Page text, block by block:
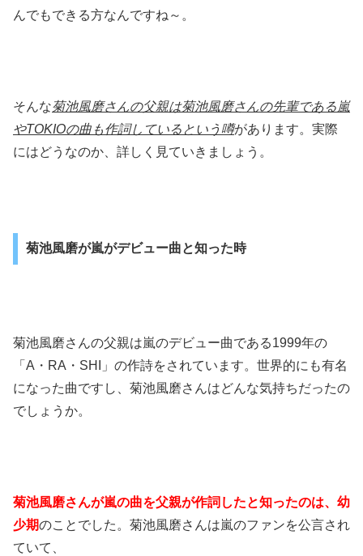
んでもできる方なんですね～。
そんな菊池風磨さんの父親は菊池風磨さんの先輩である嵐
やTOKIOの曲も作詞しているという噂があります。実際
にはどうなのか、詳しく見ていきましょう。
菊池風磨が嵐がデビュー曲と知った時
菊池風磨さんの父親は嵐のデビュー曲である1999年の
「A・RA・SHI」の作詩をされています。世界的にも有名
になった曲ですし、菊池風磨さんはどんな気持ちだったの
でしょうか。
菊池風磨さんが嵐の曲を父親が作詞したと知ったのは、幼
少期のことでした。菊池風磨さんは嵐のファンを公言され
ていて、